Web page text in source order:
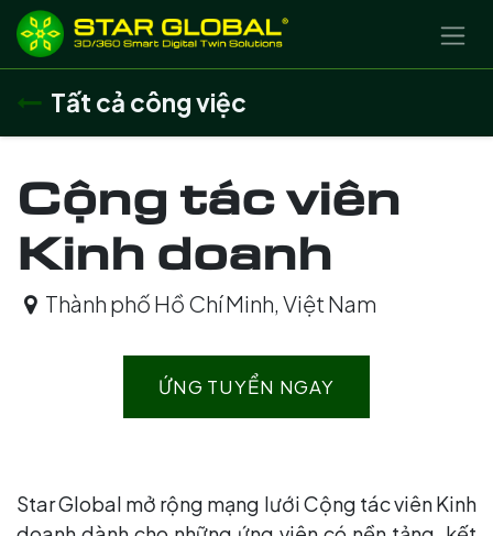
BỎ QUA ĐỂ ĐẾN NỘI DUNG
Tất cả công việc
Cộng tác viên
Kinh doanh
Thành phố Hồ Chí Minh Việt Nam
ỨNG TUYỂN NGAY
Star Global mở rộng mạng lưới Cộng tác viên Kinh